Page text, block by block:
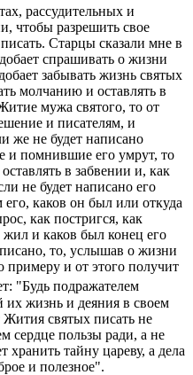
рассудительных и
чтобы разрешить свое
Старцы сказали мне в
спрашивать о жизни
забывать жизнь святых
молчанию и оставлять в
мужа святого, то от
и писателям, и
же не будет написано
и помнившие его умрут, то
в забвении и, как
не будет написано его
каков он был или откуда
как постригся, как
жил и каков был конец его
то, услышав о жизни
примеру и от этого получит
"Будь подражателем
жизнь и деяния в своем
святых писать не
сердце пользы ради, а не
хранить тайну цареву, а дела
и полезное".